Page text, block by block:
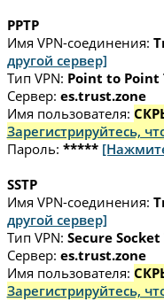
PPTP
Имя VPN-соединения:
другой сервер]
Тип VPN: Point to Point
Сервер: es.trust.zone
Имя пользователя:
Зарегистрируйтесь,
Пароль: *****
SSTP
Имя VPN-соединения:
другой сервер]
Тип VPN: Secure
Сервер: es.trust.zone
Имя пользователя:
Зарегистрируйтесь,